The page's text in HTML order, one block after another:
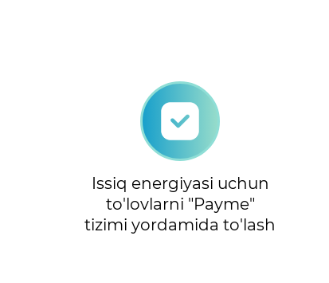
Issiq energiyasi uchun
to'lovlarni "Payme"
tizimi yordamida to'lash